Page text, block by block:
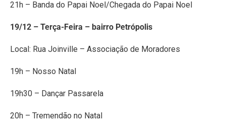
21h – Banda do Papai Noel/Chegada do Papai Noel
19/12 – Terça-Feira – bairro Petrópolis
Local: Rua Joinville – Associação de Moradores
19h – Nosso Natal
19h30 – Dançar Passarela
20h – Tremendão no Natal